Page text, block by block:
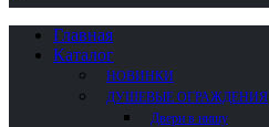
Главная
Каталог
НОВИНКИ
ДУШЕВЫЕ ОГРАЖДЕНИЯ
Двери в нишу